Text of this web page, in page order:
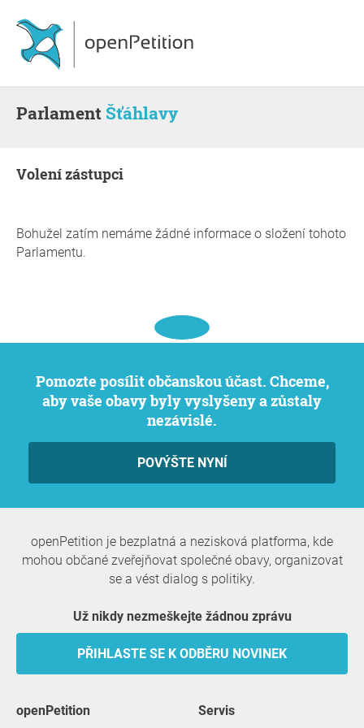
Parlament Šťáhlavy
volení zástupci
Bohužel zatím nemáme žádné informace o složení tohoto
Parlamentu.
Pomozte posílit občanskou účast. Chceme,
aby vaše obavy byly vyslyšeny a zůstaly
nezávislé.
POVÝŠTE NYNÍ
openPetition je bezplatná a nezisková platforma, kde
mohou občané zveřejňovat společné obavy, organizovat
se a vést dialog s politiky.
Už nikdy nezmeškejte žádnou zprávu
PŘIHLASTE SE K ODBĚRU NOVINEK
openPetition servis